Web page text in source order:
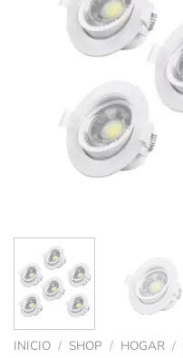
INICIO / SHOP / HOGAR /